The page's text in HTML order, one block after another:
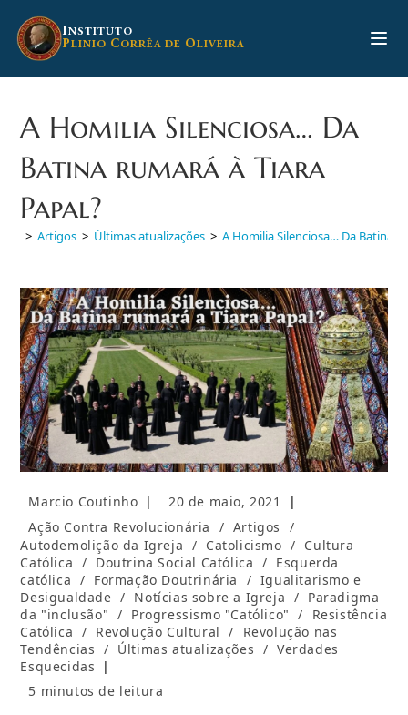
para
INSTITUTO
PLINIO CORRÊA DE OLIVEIRA
A Homilia Silenciosa… Da
Batina rumará à Tiara
Papal?
> Artigos > Últimas atualizações > A Homilia Silenciosa… Da Batina
Autor
post:
Marcio Coutinho
Post
20 de maio, 2021
Categoria
do
post:
Ação Contra Revolucionária / Artigos
/
Autodemolição da Igreja / Catolicismo / Cultura
Católica / Doutrina Social Católica / Esquerda
católica / Formação Doutrinária / Igualitarismo e
Desigualdade / Notícias sobre a Igreja / Paradigma
da "inclusão" / Progressismo "Católico" /
Resistência
Católica / Revolução Cultural /
Revolução nas
Tendências / Últimas atualizações / Verdades
Esquecidas
Tempo
5 minutos de leitura